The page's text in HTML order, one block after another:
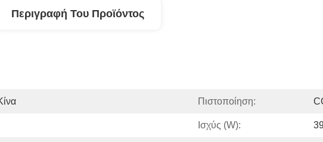
Περιγραφή Του Προϊόντος
Πιστοποίηση:
Ισχύς (W):